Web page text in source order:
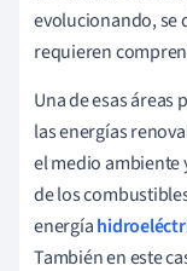
evolucionando, se
requieren
Una de esas
las energías
el medio ambiente
de los
energía
También en este